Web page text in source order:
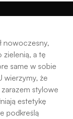
nowoczesny,
zielenią, a tę
same w sobie
wierzymy, że
stylowe
estetykę
podkreślą